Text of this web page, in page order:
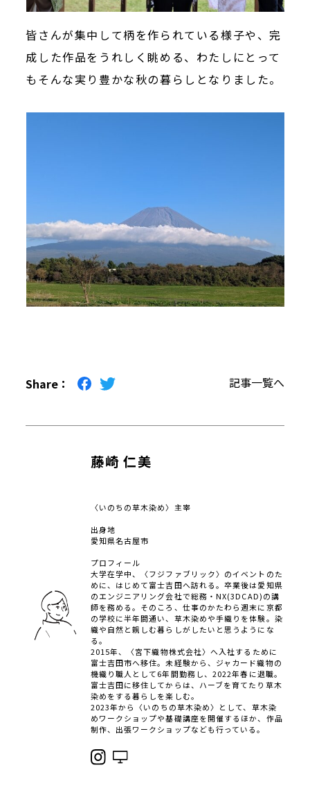
皆さんが集中して柄を作られている様子や、完
成した作品をうれしく眺める、わたしにとって
もそんな実り豊かな秋の暮らしとなりました。
Share 記事一覧へ
藤崎 仁美
〈いのちの草木染め〉主宰
出身地
愛知県名古屋市
プロフィール
大学在学中、〈フジファブリック〉のイベントのた
めに、はじめて富士吉田へ訪れる。卒業後は愛知県
のエンジニアリング会社で総務・NX(3DCAD)の講
師を務める。そのころ、仕事のかたわら週末に京都
の学校に半年間通い、草木染めや手織りを体験。染
織や自然と親しむ暮らしがしたいと思うようにな
る。
2015年、〈宮下織物株式会社〉へ入社するために
富士吉田市へ移住。未経験から、ジャカード織物の
機織り職人として6年間勤務し、2022年春に退職。
富士吉田に移住してからは、ハーブを育てたり草木
染めをする暮らしを楽しむ。
2023年から〈いのちの草木染め〉として、草木染
めワークショップや基礎講座を開催するほか、作品
制作、出張ワークショップなども行っている。